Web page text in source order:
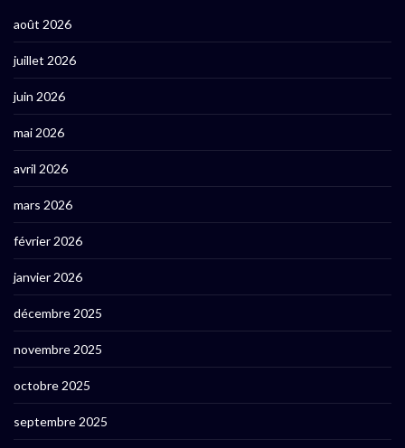
août 2026
juillet 2026
juin 2026
mai 2026
avril 2026
mars 2026
février 2026
janvier 2026
décembre 2025
novembre 2025
octobre 2025
septembre 2025